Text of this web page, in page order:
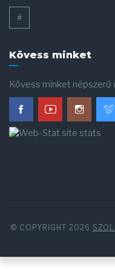
#
Kövess minket
Kövess minket népszerű
© COPYRIGHT 2026